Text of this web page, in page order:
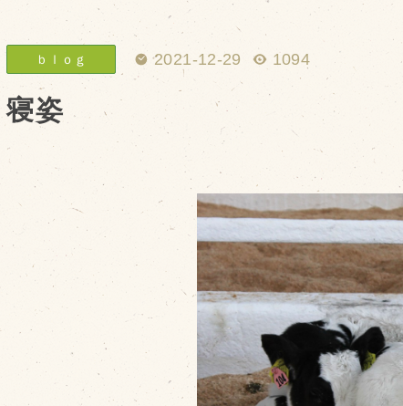
ｂｌｏｇ 2021-12-29 1094
寝姿
会社概要・沿革
アクセス
個人情報保護方針
販売加工場
食肉加工場を新設
衛生管理体制
業務管理体制